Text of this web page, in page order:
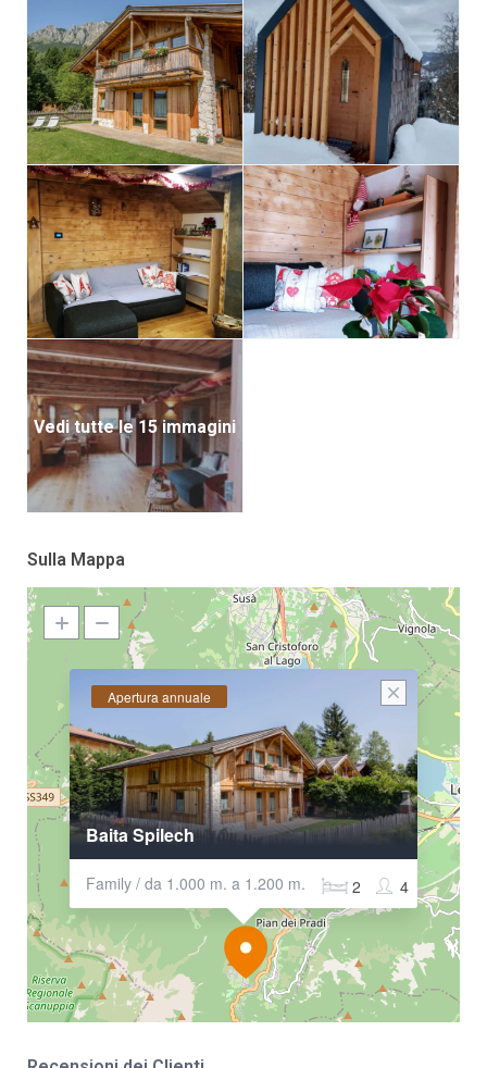
Vedi tutte le 15 immagini
Sulla Mappa
Apertura annuale
Baita Spilech
Family / da 1.000 m. a 1.200 m. 4
2